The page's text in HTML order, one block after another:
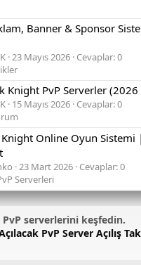
Banner & Sponsor
23 Mayıs 2026 Cevaplar: 0
Knight PvP Serverler
15 Mayıs 2026 Cevaplar: 0
Online Oyun
23 Mart 2026 Cevaplar: 0
Serverleri
serverlerini keşfedin.
PvP Server Açılış